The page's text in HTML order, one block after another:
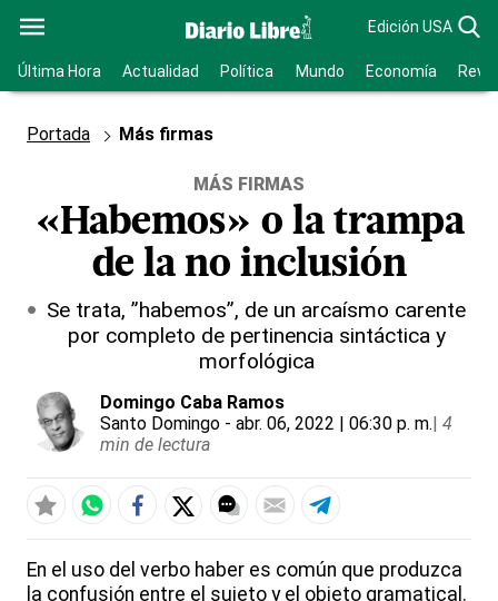
Edición USA
Última Hora Actualidad Política Mundo Economía
Portada Más firmas
MÁS FIRMAS
«Habemos» o la trampa
de la no inclusión
Se trata, ”habemos”, de un arcaísmo carente
por completo de pertinencia sintáctica y
morfológica
Domingo Caba Ramos
Santo Domingo - abr. 06, 2022 | 06:30 p. m.| 4
min de lectura
En el uso del verbo haber es común que produzca
la confusión entre el sujeto y el objeto gramatical.